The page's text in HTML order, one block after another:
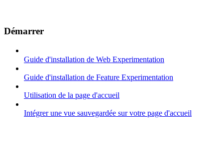
Démarrer
Guide d'installation de Web Experimentation
Guide d'installation de Feature Experimentation
Utilisation de la page d'accueil
Intégrer une vue sauvegardée sur votre page d'accueil